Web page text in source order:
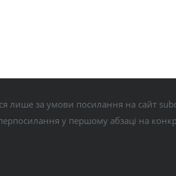
лише за умови посилання на сайт
у першому абзаці на